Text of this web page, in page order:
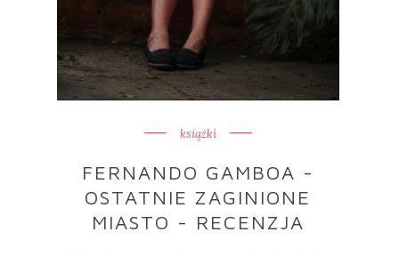
książki
FERNANDO GAMBOA -
OSTATNIE ZAGINIONE
MIASTO - RECENZJA